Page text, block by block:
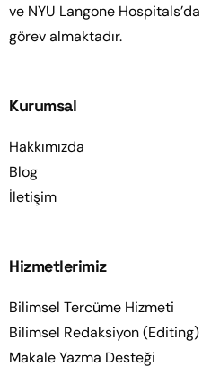
ve NYU Langone
görev almaktadır.
Kurumsal
Hakkımızda
Blog
İletişim
Hizmetlerimiz
Bilimsel Tercüme Hizmeti
Bilimsel Redaksiyon
Makale Yazma Desteği